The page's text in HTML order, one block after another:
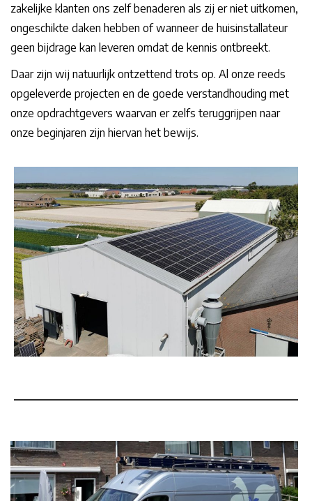
zakelijke klanten ons zelf benaderen als zij er niet uitkomen,
ongeschikte daken hebben of wanneer de huisinstallateur
geen bijdrage kan leveren omdat de kennis ontbreekt.
Daar zijn wij natuurlijk ontzettend trots op. Al onze reeds
opgeleverde projecten en de goede verstandhouding met
onze opdrachtgevers waarvan er zelfs teruggrijpen naar
onze beginjaren zijn hiervan het bewijs.